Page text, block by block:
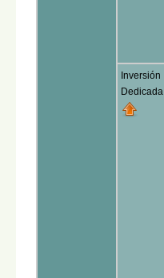
Inversión
Dedicada